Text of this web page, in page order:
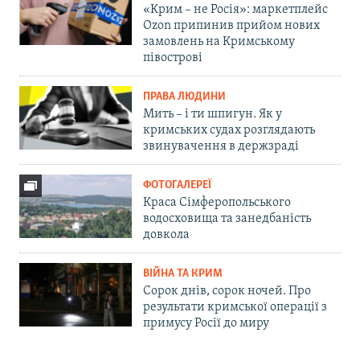
«Крим – не Росія»: маркетплейс
Ozon припинив прийом нових
замовлень на Кримському
півострові
ПРАВА ЛЮДИНИ
Мить – і ти шпигун. Як у
кримських судах розглядають
звинувачення в держзраді
ФОТОГАЛЕРЕЇ
Краса Сімферопольського
водосховища та занедбаність
довкола
ВІЙНА ТА КРИМ
Сорок днів, сорок ночей. Про
результати кримської операції з
примусу Росії до миру